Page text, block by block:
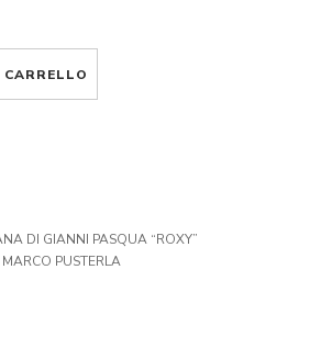
DI GIANNI PASQUA “ROXY”
PUSTERLA